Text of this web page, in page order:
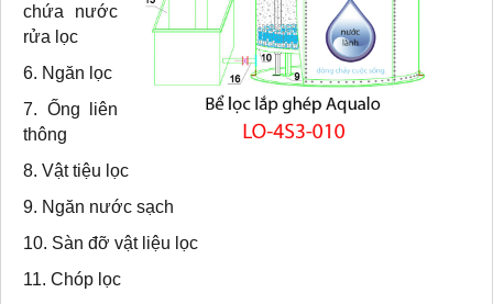
chứa nước
rửa lọc
6. Ngăn lọc
7. Ống liên
thông
8. Vật tiệu lọc
9. Ngăn nước sạch
10. Sàn đỡ vật liệu lọc
11. Chóp lọc